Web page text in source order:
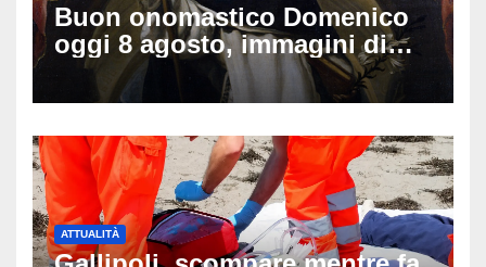
Buon onomastico Domenico
oggi 8 agosto, immagini di
auguri da condividere
ATTUALITÀ